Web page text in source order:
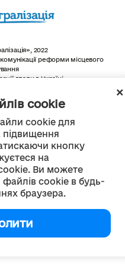
cookie
cookie для
кнопку
на
Ви можете
cookie в будь-
браузера.
2022
реформи місцевого
влади в Україні.
за ліцензією
International license,
інше